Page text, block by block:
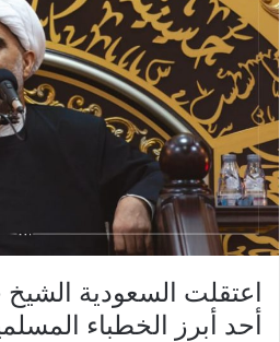
اعتقلت السعودية
أحد أبرز الخطباء